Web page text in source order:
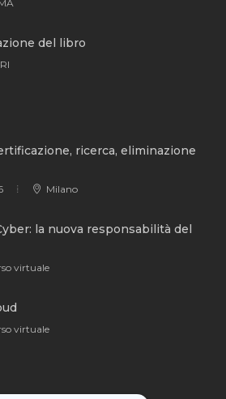
del libro
ricerca, eliminazione
Milano
la nuova responsabilità del
virtuale
virtuale